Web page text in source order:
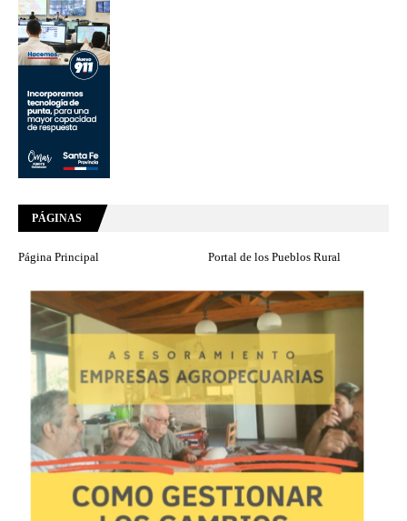
PÁGINAS
Página Principal Portal de los Pueblos Rural